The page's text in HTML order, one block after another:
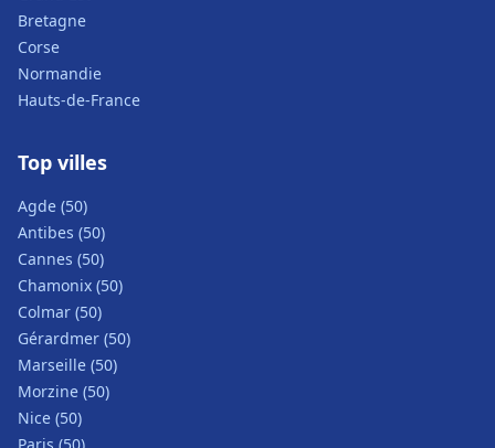
Bretagne
Corse
Normandie
Hauts-de-France
Top villes
Agde (50)
Antibes (50)
Cannes (50)
Chamonix (50)
Colmar (50)
Gérardmer (50)
Marseille (50)
Morzine (50)
Nice (50)